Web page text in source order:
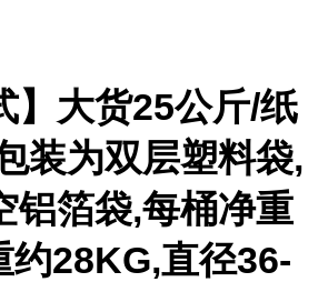
】大货25公斤/纸
装为双层塑料袋,
铝箔袋,每桶净重
约28KG,直径36-